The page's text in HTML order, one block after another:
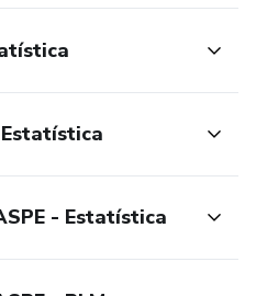
RLM
- Estatística